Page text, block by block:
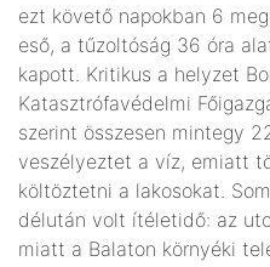
ezt követő napokban 6
eső, a tűzoltóság 36 óra
kapott. Kritikus a helyzet
Katasztrófavédelmi
szerint összesen mintegy
veszélyeztet a víz, emiatt
költöztetni a lakosokat.
délután volt ítéletidő: az
miatt a Balaton környéki